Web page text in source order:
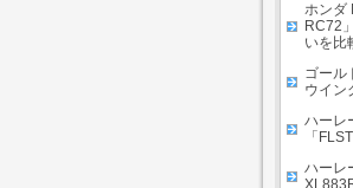
ホンダ
RC72
いを比
ゴール
ウイン
ハーレ
「
ハーレ